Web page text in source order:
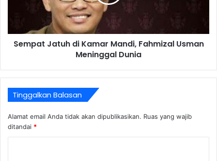
Sempat Jatuh di Kamar Mandi, Fahmizal Usman
Meninggal Dunia
Tinggalkan Balasan
Alamat email Anda tidak akan dipublikasikan. Ruas yang wajib
ditandai *